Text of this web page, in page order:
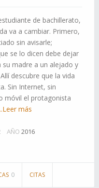
de bachillerato,
va a cambiar. Primero,
sin avisarle;
se lo dicen debe dejar
su madre a un alejado y
descubre que la vida
Sin Internet, sin
móvil el protagonista
más
AÑO 2016
0 CITAS